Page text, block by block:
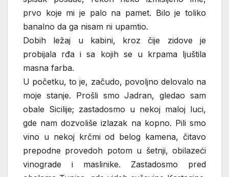
prvo koje mi je palo na pamet. Bilo je toliko
banalno da ga nisam ni upamtio.
Dobih ležaj u kabini, kroz čije zidove je
probijala rđa i sa kojih se u krpama ljuštila
masna farba.
U početku, to je, začudo, povoljno delovalo na
moje stanje. Prošli smo Jadran, gledao sam
obale Sicilije; zastadosmo u nekoj maloj luci,
gde nam dozvoliše izlazak na kopno. Pili smo
vino u nekoj krčmi od belog kamena, čitavo
prepodne provedoh potom u šetnji, obilazeći
vinograde i maslinike. Zastadosmo pred